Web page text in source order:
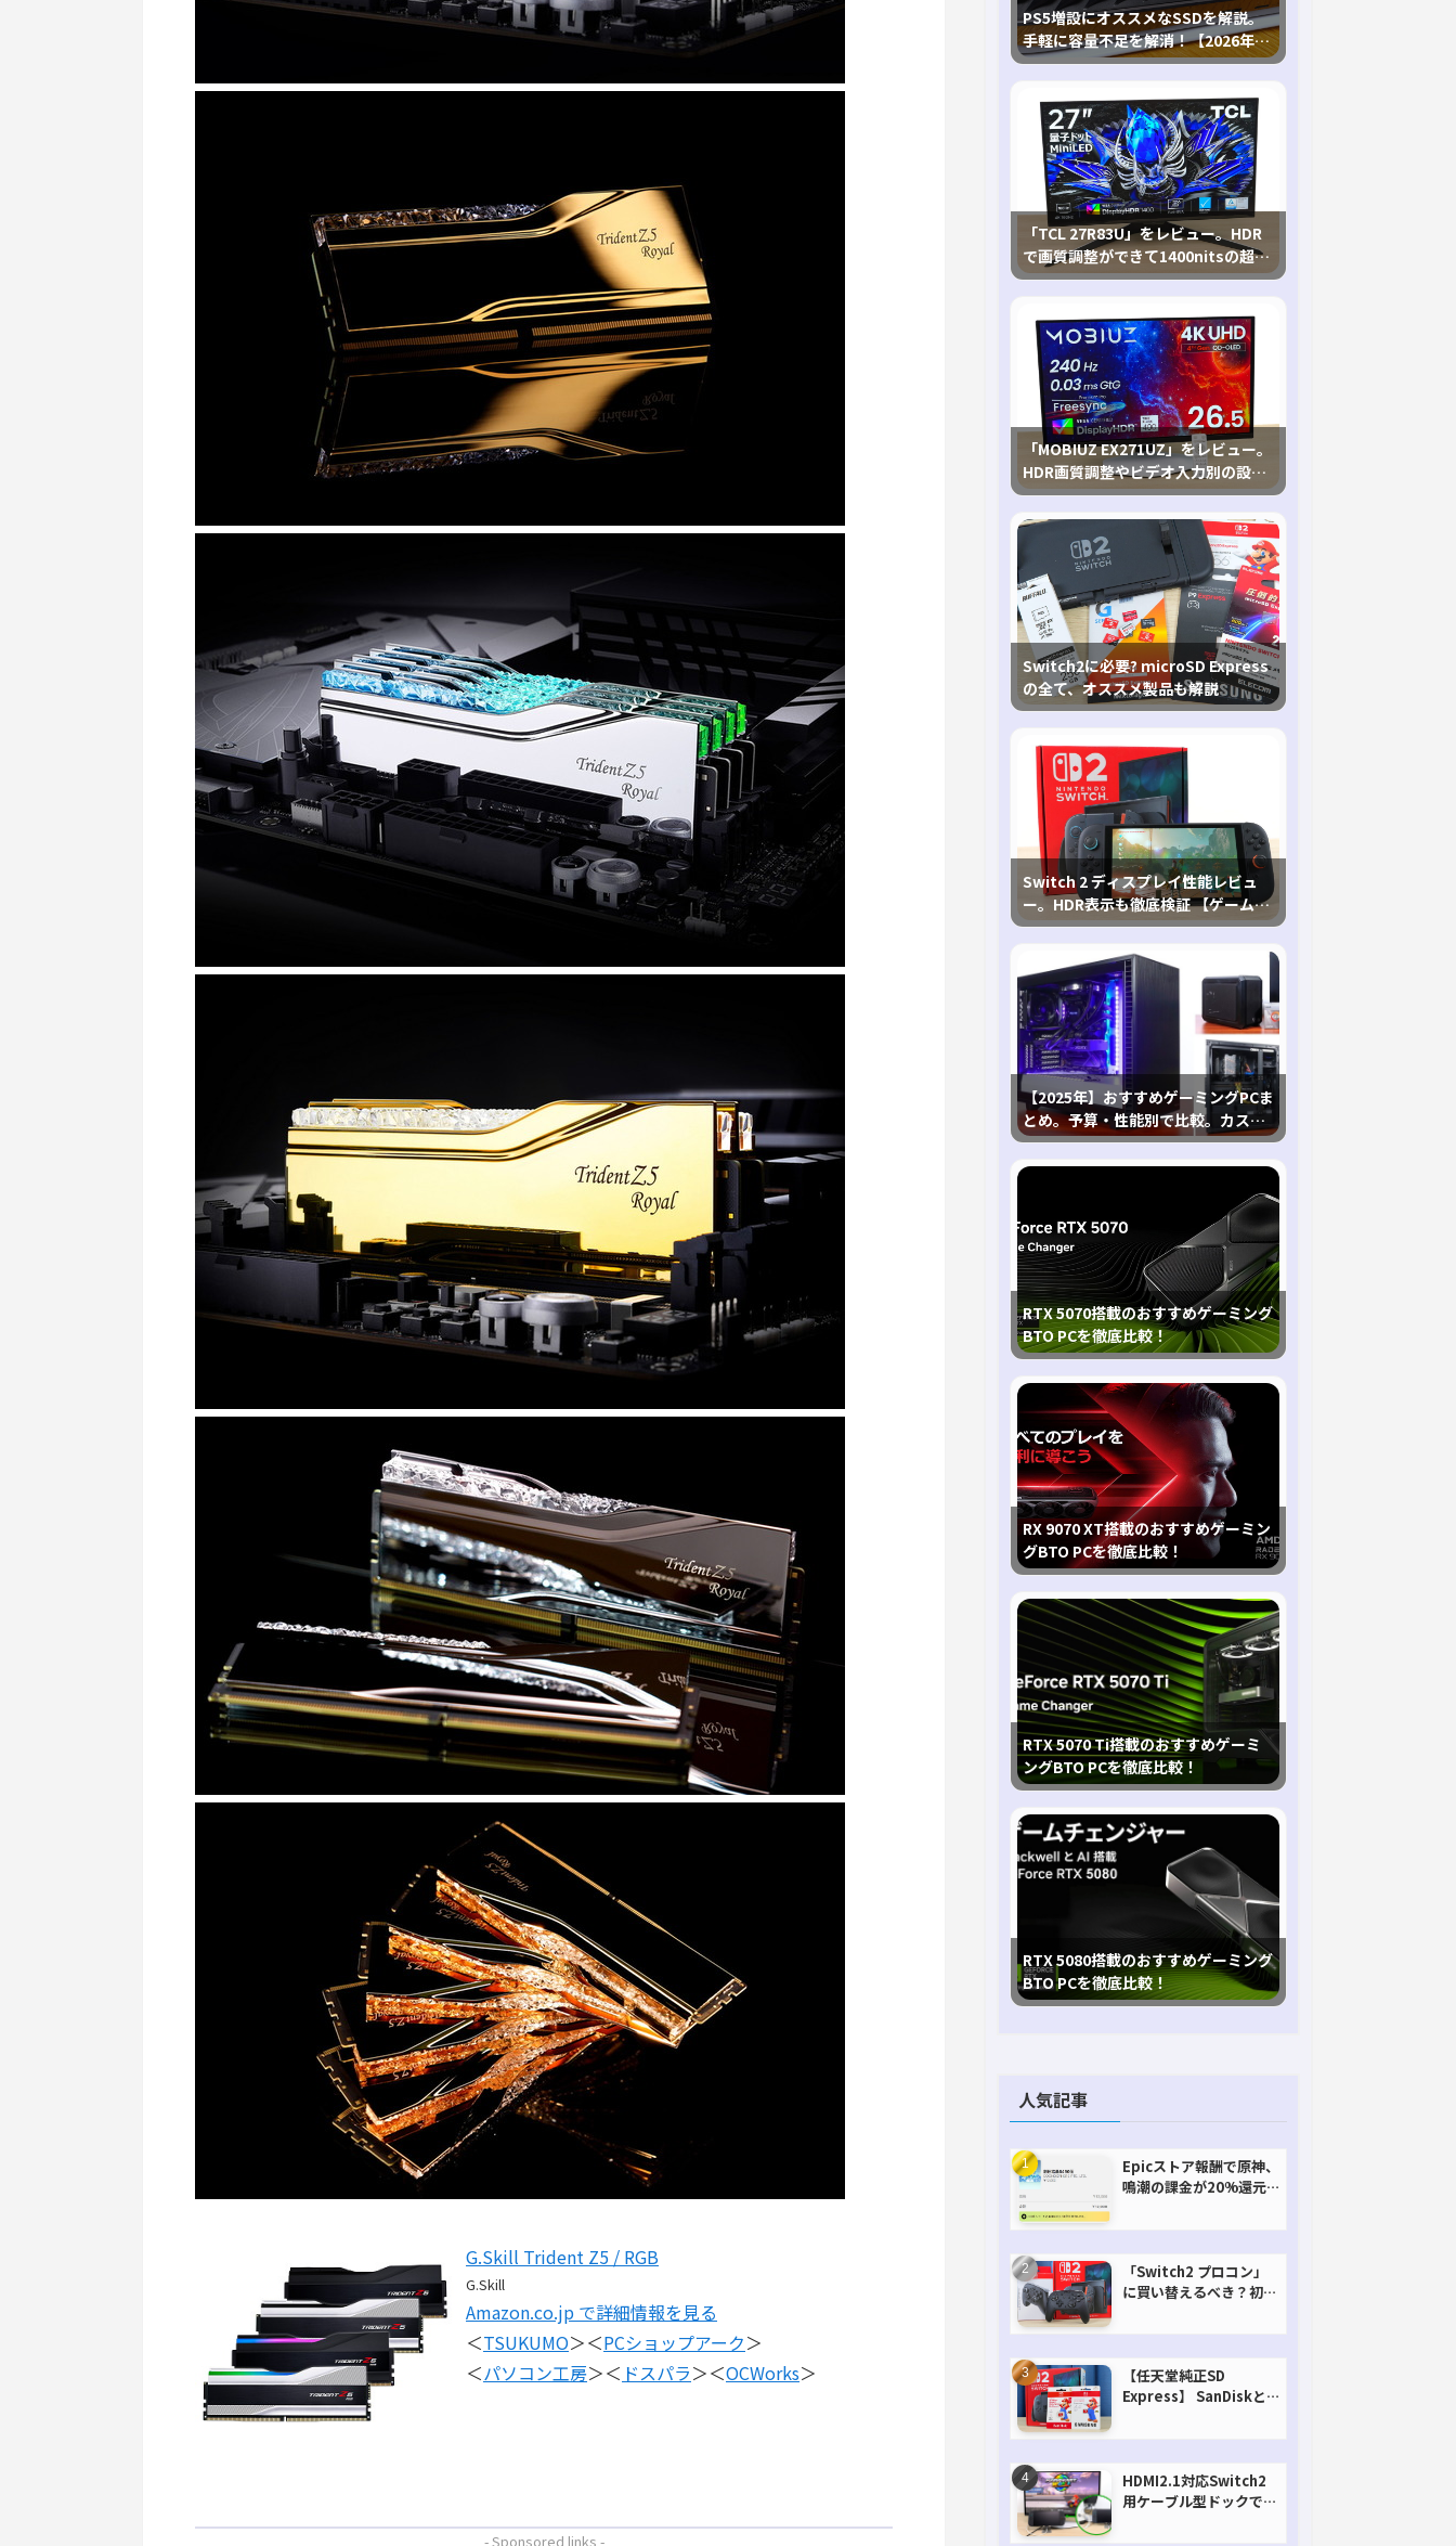
G.Skill Trident Z5 / RGB
G.Skill
Amazon.co.jp で詳細情報を見る
＜TSUKUMO＞＜PCショップアーク＞
＜パソコン工房＞＜ ドスパラ＞＜OCWorks＞
- Sponsored links -
PS5増設にオススメなSSDを解説。
手軽に容量不足を解消！【2026年最
新、PS5 Proにも対応】
「TCL 27R83U」をレビュー。HDR
で画質調整ができて1400nitsの超高
輝度も発揮！
「MOBIUZ EX271UZ」をレビュー。
HDR画質調整やビデオ入力別の設定
が可能な4K有機ELゲーミングモニタ
を徹底検証
Switch2に必要? microSD Express
の全て、オススメ製品も解説
Switch 2 ディスプレイ性能レビュ
ー。HDR表示も徹底検証 【ゲームに
おけるHDRの未来を切り開く1台！】
【2025年】おすすめゲーミングPCま
とめ。予算・性能別で比較。カスタ
マイズ指南も
RTX 5070搭載のおすすめゲーミング
BTO PCを徹底比較！
RX 9070 XT搭載のおすすめゲーミン
グBTO PCを徹底比較！
RTX 5070 Ti搭載のおすすめゲーミ
ングBTO PCを徹底比較！
RTX 5080搭載のおすすめゲーミング
BTO PCを徹底比較！
人気記事
Epicストア報酬で原神、
鳴潮の課金が20%還元
「Switch2 プロコン」
に買い替えるべき？初代
【任天堂純正SD
Express】 SanDiskと
HDMI2.1対応Switch2
用ケーブル型ドックで省